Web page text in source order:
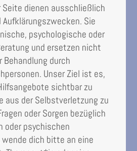
Seite dienen ausschließlich
Sie
psychologische oder
und ersetzen nicht
Behandlung durch
Unser Ziel ist es,
sichtbar zu
aus der Selbstverletzung zu
oder Sorgen bezüglich
oder psychischen
dich bitte an eine